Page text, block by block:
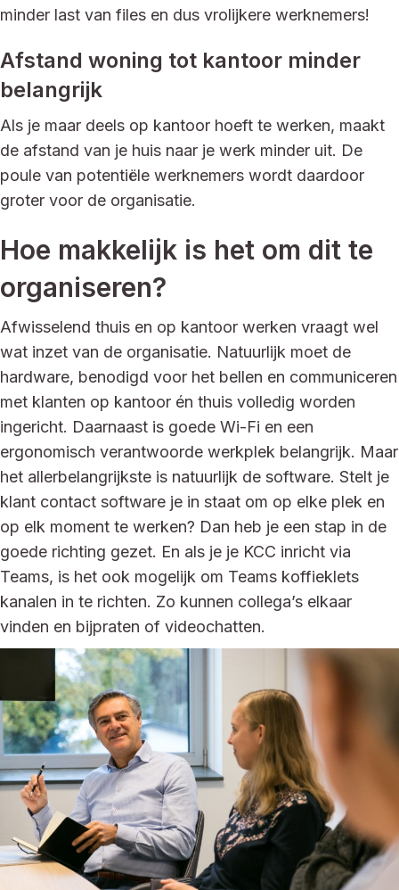
minder last van files en dus vrolijkere werknemers!
Afstand woning tot kantoor minder
belangrijk
Als je maar deels op kantoor hoeft te werken, maakt
de afstand van je huis naar je werk minder uit. De
poule van potentiële werknemers wordt daardoor
groter voor de organisatie.
Hoe makkelijk is het om dit te
organiseren?
Afwisselend thuis en op kantoor werken vraagt wel
wat inzet van de organisatie. Natuurlijk moet de
hardware, benodigd voor het bellen en communiceren
met klanten op kantoor én thuis volledig worden
ingericht. Daarnaast is goede Wi-Fi en een
ergonomisch verantwoorde werkplek belangrijk. Maar
het allerbelangrijkste is natuurlijk de software. Stelt je
klant contact software je in staat om op elke plek en
op elk moment te werken? Dan heb je een stap in de
goede richting gezet. En als je je KCC inricht via
Teams, is het ook mogelijk om Teams koffieklets
kanalen in te richten. Zo kunnen collega’s elkaar
vinden en bijpraten of videochatten.